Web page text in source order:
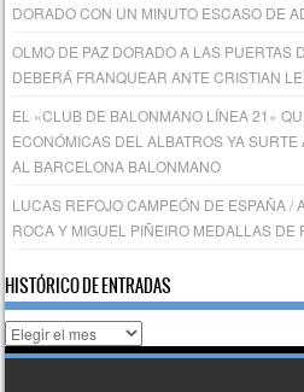
DORADO CON UN MINUTO ESCASO DE
OLMO DE PAZ DORADO A LAS PUERTAS
DEBERÁ FRANQUEAR ANTE CRISTIAN
EL «CLUB DE BALONMANO LÍNEA 21»
ECONÓMICAS DEL ALBATROS YA
AL BARCELONA BALONMANO
LUCAS REFOJO CAMPEÓN DE ESPAÑA /
ROCA Y MIGUEL PIÑEIRO MEDALLAS DE
HISTÓRICO DE ENTRADAS
Histórico
de